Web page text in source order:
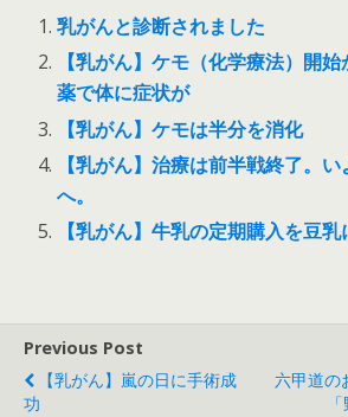
乳がんと診断されました
【乳がん】ケモ（化学療法）開
薬で体に症状が
【乳がん】ケモは半分を消化
【乳がん】治療は前半戦終了。
へ。
【乳がん】牛乳の定期購入を豆
Previous Post
【乳がん】嵐の日に手術成
功
六甲道の